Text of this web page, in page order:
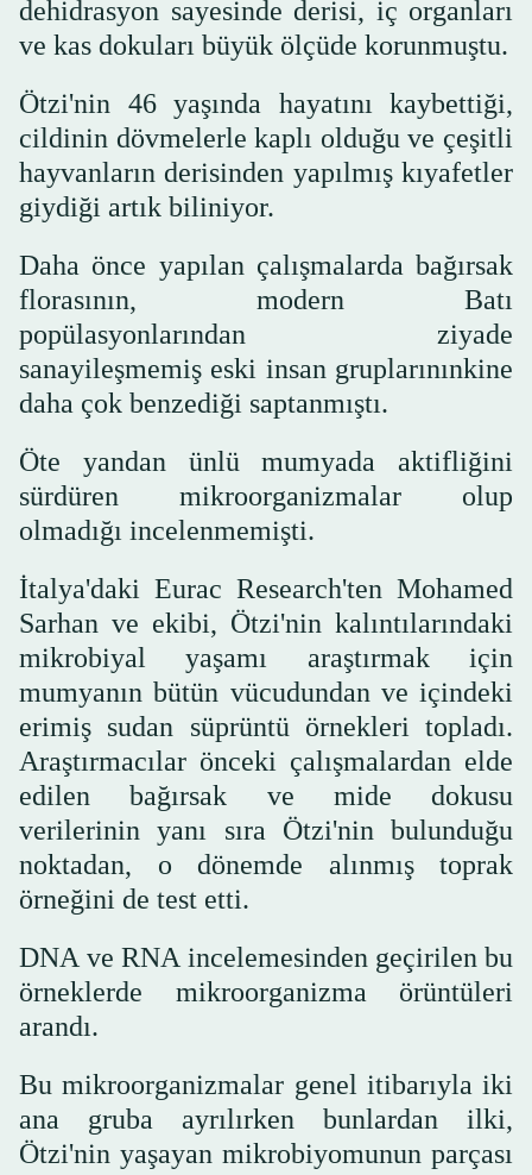
dehidrasyon sayesinde derisi, iç organları
ve kas dokuları büyük ölçüde korunmuştu.
Ötzi'nin 46 yaşında hayatını kaybettiği,
cildinin dövmelerle kaplı olduğu ve çeşitli
hayvanların derisinden yapılmış kıyafetler
giydiği artık biliniyor.
Daha önce yapılan çalışmalarda bağırsak
florasının, modern Batı
popülasyonlarından ziyade
sanayileşmemiş eski insan gruplarınınkine
daha çok benzediği saptanmıştı.
Öte yandan ünlü mumyada aktifliğini
sürdüren mikroorganizmalar olup
olmadığı incelenmemişti.
İtalya'daki Eurac Research'ten Mohamed
Sarhan ve ekibi, Ötzi'nin kalıntılarındaki
mikrobiyal yaşamı araştırmak için
mumyanın bütün vücudundan ve içindeki
erimiş sudan süprüntü örnekleri topladı.
Araştırmacılar önceki çalışmalardan elde
edilen bağırsak ve mide dokusu
verilerinin yanı sıra Ötzi'nin bulunduğu
noktadan, o dönemde alınmış toprak
örneğini de test etti.
DNA ve RNA incelemesinden geçirilen bu
örneklerde mikroorganizma örüntüleri
arandı.
Bu mikroorganizmalar genel itibarıyla iki
ana gruba ayrılırken bunlardan ilki,
Ötzi'nin yaşayan mikrobiyomunun parçası